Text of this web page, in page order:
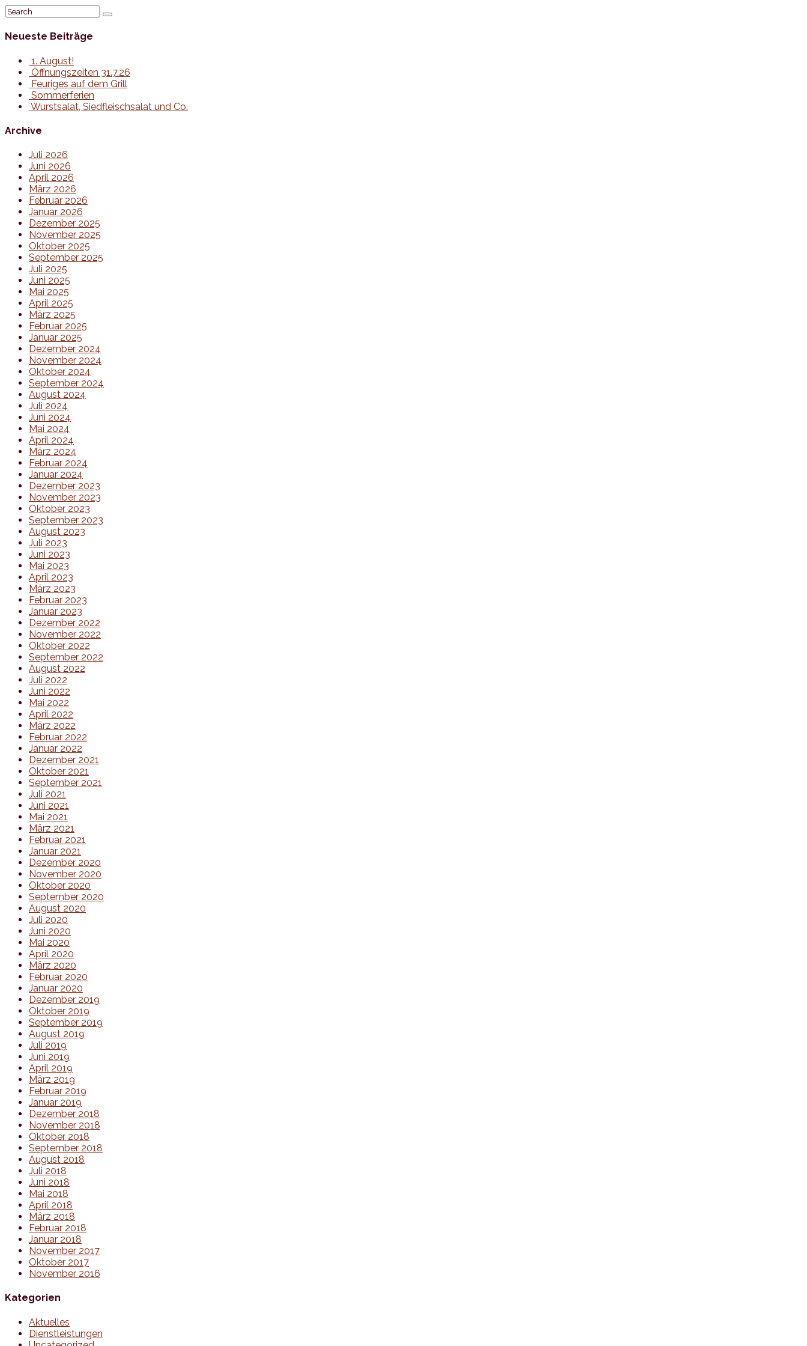
Neueste Beiträge
1. August!
Öffnungszeiten 31.7.26
Feuriges auf dem Grill
Sommerferien
Wurstsalat, Siedfleischsalat und Co.
Archive
Juli 2026
Juni 2026
April 2026
März 2026
Februar 2026
Januar 2026
Dezember 2025
November 2025
Oktober 2025
September 2025
Juli 2025
Juni 2025
Mai 2025
April 2025
März 2025
Februar 2025
Januar 2025
Dezember 2024
November 2024
Oktober 2024
September 2024
August 2024
Juli 2024
Juni 2024
Mai 2024
April 2024
März 2024
Februar 2024
Januar 2024
Dezember 2023
November 2023
Oktober 2023
September 2023
August 2023
Juli 2023
Juni 2023
Mai 2023
April 2023
März 2023
Februar 2023
Januar 2023
Dezember 2022
November 2022
Oktober 2022
September 2022
August 2022
Juli 2022
Juni 2022
Mai 2022
April 2022
März 2022
Februar 2022
Januar 2022
Dezember 2021
Oktober 2021
September 2021
Juli 2021
Juni 2021
Mai 2021
März 2021
Februar 2021
Januar 2021
Dezember 2020
November 2020
Oktober 2020
September 2020
August 2020
Juli 2020
Juni 2020
Mai 2020
April 2020
März 2020
Februar 2020
Januar 2020
Dezember 2019
Oktober 2019
September 2019
August 2019
Juli 2019
Juni 2019
April 2019
März 2019
Februar 2019
Januar 2019
Dezember 2018
November 2018
Oktober 2018
September 2018
August 2018
Juli 2018
Juni 2018
Mai 2018
April 2018
März 2018
Februar 2018
Januar 2018
November 2017
Oktober 2017
November 2016
Kategorien
Aktuelles
Dienstleistungen